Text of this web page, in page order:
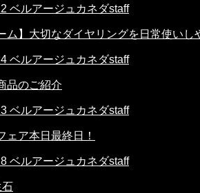
ベルアージュカネダstaff
ム】大切なダイヤリングを日常使いし
ベルアージュカネダstaff
品のご紹介
ベルアージュカネダstaff
ェア本日最終日！
ベルアージュカネダstaff
石